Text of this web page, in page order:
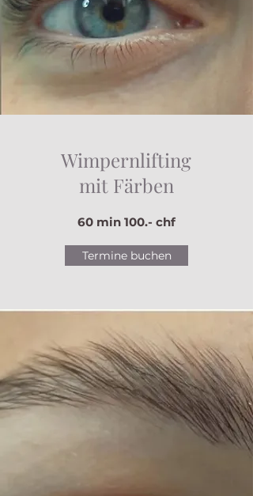
Wimpernlifting
mit Färben
60 min 100.- chf
Termine buchen